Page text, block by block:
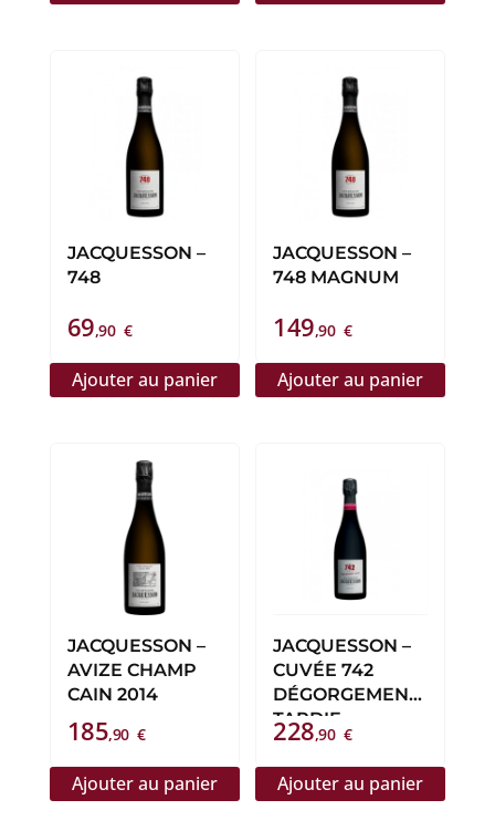
JACQUESSON –
748
69,90 €
Ajouter au panier
JACQUESSON –
748 MAGNUM
149,90 €
Ajouter au panier
JACQUESSON –
AVIZE CHAMP
CAIN 2014
185,90 €
Ajouter au panier
JACQUESSON –
CUVÉE 742
DÉGORGEMENT
TARDIF
228,90 €
Ajouter au panier